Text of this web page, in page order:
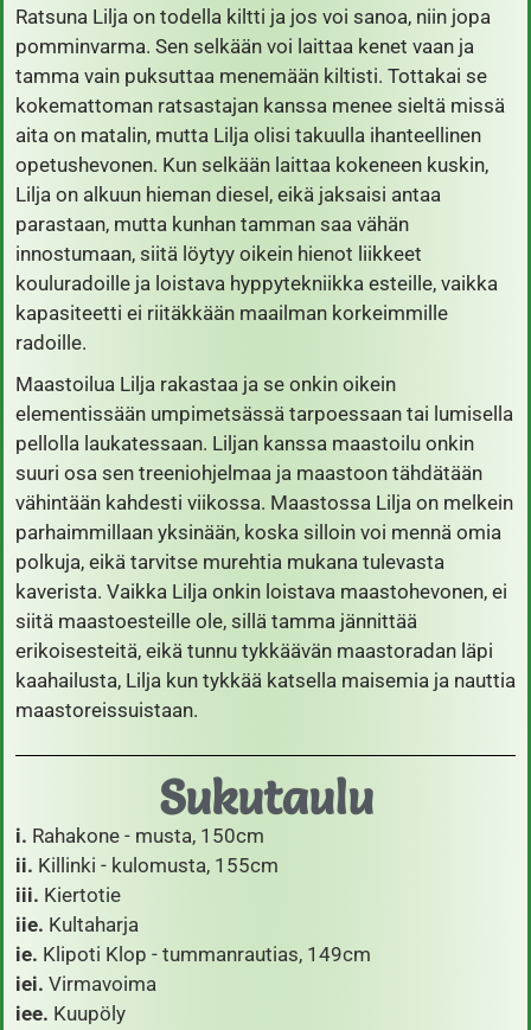
Ratsuna Lilja on todella kiltti ja jos voi sanoa, niin jopa
pomminvarma. Sen selkään voi laittaa kenet vaan ja
tamma vain puksuttaa menemään kiltisti. Tottakai se
kokemattoman ratsastajan kanssa menee sieltä missä
aita on matalin, mutta Lilja olisi takuulla ihanteellinen
opetushevonen. Kun selkään laittaa kokeneen kuskin,
Lilja on alkuun hieman diesel, eikä jaksaisi antaa
parastaan, mutta kunhan tamman saa vähän
innostumaan, siitä löytyy oikein hienot liikkeet
kouluradoille ja loistava hyppytekniikka esteille, vaikka
kapasiteetti ei riitäkkään maailman korkeimmille
radoille.
Maastoilua Lilja rakastaa ja se onkin oikein
elementissään umpimetsässä tarpoessaan tai lumisella
pellolla laukatessaan. Liljan kanssa maastoilu onkin
suuri osa sen treeniohjelmaa ja maastoon tähdätään
vähintään kahdesti viikossa. Maastossa Lilja on melkein
parhaimmillaan yksinään, koska silloin voi mennä omia
polkuja, eikä tarvitse murehtia mukana tulevasta
kaverista. Vaikka Lilja onkin loistava maastohevonen, ei
siitä maastoesteille ole, sillä tamma jännittää
erikoisesteitä, eikä tunnu tykkäävän maastoradan läpi
kaahailusta, Lilja kun tykkää katsella maisemia ja nauttia
maastoreissuistaan.
Sukutaulu
i. Rahakone - musta, 150cm
ii. Killinki - kulomusta, 155cm
iii. Kiertotie
iie. Kultaharja
ie. Klipoti Klop - tummanrautias, 149cm
iei. Virmavoima
iee. Kuupöly